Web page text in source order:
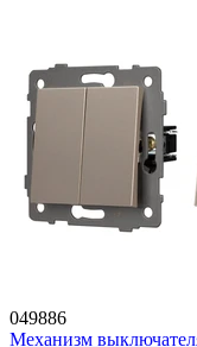
049886
Механизм